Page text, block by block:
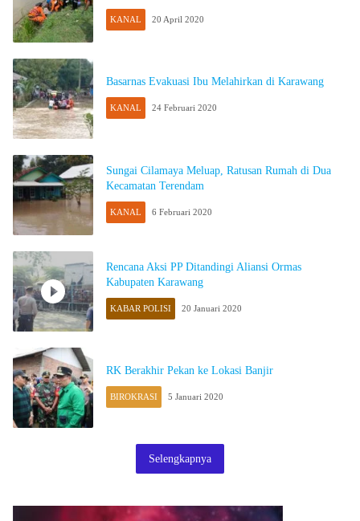
KANAL 20 April 2020
Basarnas Evakuasi Ibu Melahirkan di Karawang
KANAL 24 Februari 2020
Sungai Cilamaya Meluap, Ratusan Rumah di Dua
Kecamatan Terendam
KANAL 6 Februari 2020
Rencana Aksi PP Ditandingi Aliansi Ormas
Kabupaten Karawang
KABAR POLISI 20 Januari 2020
RK Berakhir Pekan ke Lokasi Banjir
BIROKRASI 5 Januari 2020
Selengkapnya